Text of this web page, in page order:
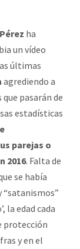
ha
un vídeo
últimas
agrediendo a
pasarán de
estadísticas
parejas o
2016. Falta de
se había
“satanismos”
la edad cada
protección
y en el